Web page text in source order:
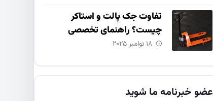
تفاوت جک پالت و استاکر
چیست؟ راهنمای تخصصی
انتخاب و خرید
۱۸ نوامبر ۲۰۲۵
عضو خبرنامه ما شوید